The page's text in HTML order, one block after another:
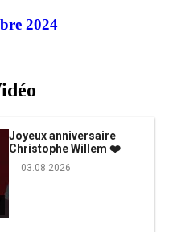
2024
Joyeux anniversaire
Christophe Willem ❤️
03.08.2026